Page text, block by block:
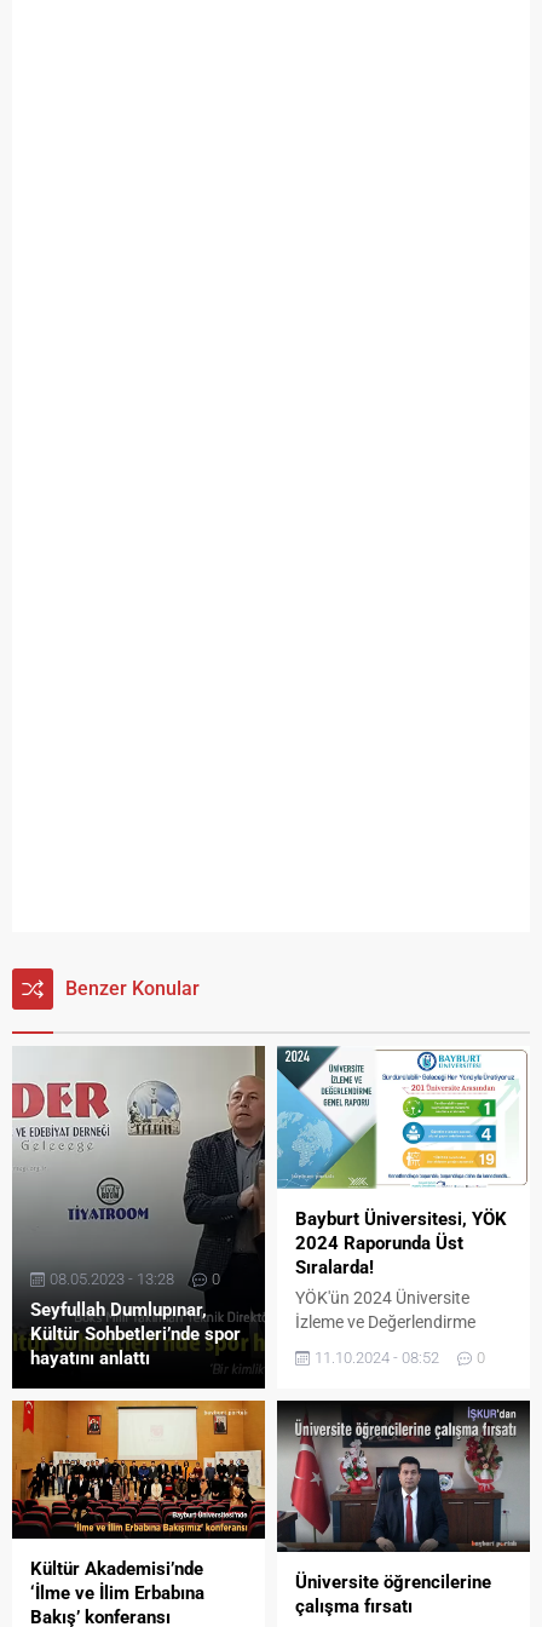
Benzer Konular
Seyfullah Dumlupınar,
Kültür Sohbetleri’nde spor
hayatını anlattı
08.05.2023 - 13:28 0
Bayburt Üniversitesi, YÖK
2024 Raporunda Üst
Sıralarda!
YÖK'ün 2024 Üniversite
İzleme ve Değerlendirme
Üniversitesi önemli
11.10.2024 - 08:52 0
Kültür Akademisi’nde
‘İlme ve İlim Erbabına
Bakış’ konferansı
Üniversite öğrencilerine
çalışma fırsatı